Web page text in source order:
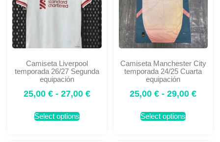
Camiseta Liverpool
temporada 26/27 Segunda
equipación
25,00 € - 27,00 €
Select options
Camiseta Manchester City
temporada 24/25 Cuarta
equipación
25,00€ - 29,00€
Select options